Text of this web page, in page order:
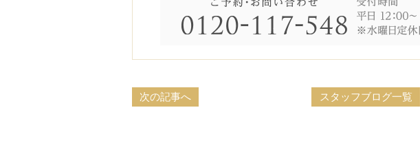
スタッフブログ一覧
次の記事へ